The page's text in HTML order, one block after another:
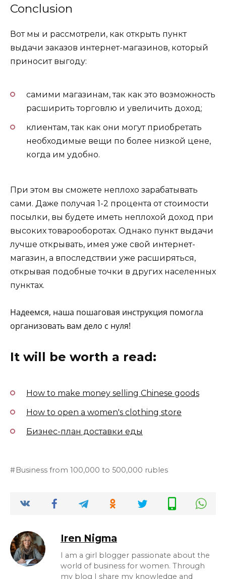
Conclusion
Вот мы и рассмотрели, как открыть пункт
выдачи заказов интернет-магазинов, который
приносит выгоду:
самими магазинам, так как это возможность
расширить торговлю и увеличить доход;
клиентам, так как они могут приобретать
необходимые вещи по более низкой цене,
когда им удобно.
При этом вы сможете неплохо зарабатывать
сами. Даже получая 1-2 процента от стоимости
посылки, вы будете иметь неплохой доход при
высоких товарооборотах. Однако пункт выдачи
лучше открывать, имея уже свой интернет-
магазин, а впоследствии уже расширяться,
открывая подобные точки в других населенных
пунктах.
Надеемся, наша пошаговая инструкция помогла
организовать вам дело с нуля!
It will be worth a read:
How to make money selling Chinese goods
How to open a women's clothing store
Бизнес-план доставки еды
Business from 100,000 to 500,000 rubles
Iren Nigma
I am a girl blogger passionate about the
world of business for women. Through
my blog I share my knowledge and